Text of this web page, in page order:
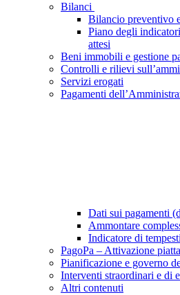
Bilanci
Bilancio preventivo
Piano degli
attesi
Beni immobili e gestione
Controlli e rilievi
Servizi erogati
Pagamenti
Dati sui pagamenti
Ammontare
Indicatore di
PagoPa – Attivazione
Pianificazione e governo
Interventi straordinari e di
Altri contenuti